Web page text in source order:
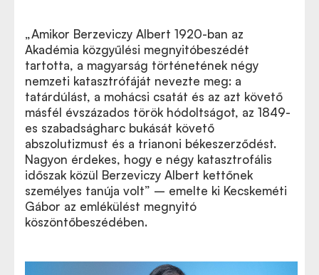
„Amikor Berzeviczy Albert 1920-ban az
Akadémia közgyűlési megnyitóbeszédét
tartotta, a magyarság történetének négy
nemzeti katasztrófáját nevezte meg: a
tatárdúlást, a mohácsi csatát és az azt követő
másfél évszázados török hódoltságot, az 1849-
es szabadságharc bukását követő
abszolutizmust és a trianoni békeszerződést.
Nagyon érdekes, hogy e négy katasztrofális
időszak közül Berzeviczy Albert kettőnek
személyes tanúja volt” – emelte ki Kecskeméti
Gábor az emlékülést megnyitó
köszöntőbeszédében.